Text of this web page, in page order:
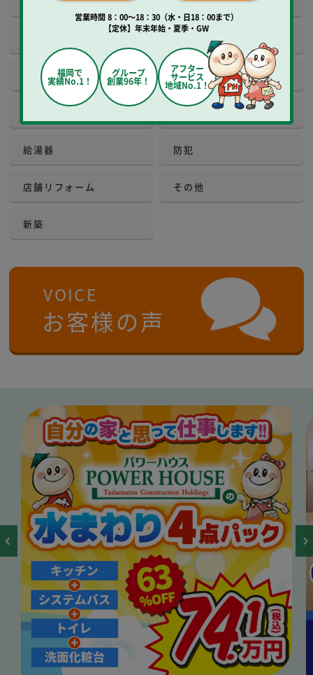
外観・屋根 増改築
給湯器 防犯
店舗リフォーム その他
新築
営業時間 8：00～18：30（水・日18：00まで）
【定休】年末年始・夏季・GW
福岡で
実績No.1！
グループ
創業96年！
アフター
サービス
地域No.1！